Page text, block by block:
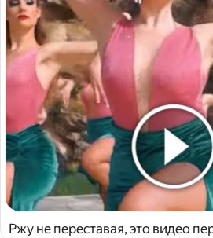
Ржу не переставая, это видео